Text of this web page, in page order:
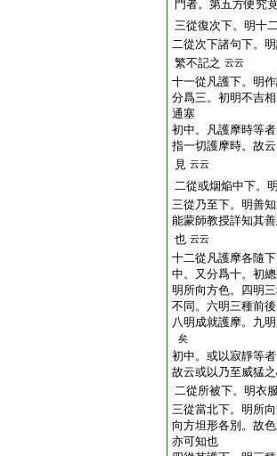
門者。第五方便究
三從復次下。明十
二從次下諸句下。
繁不記之 云云
十一從凡護下。明
分爲三。初明不吉
通塞
初中。凡護摩時等
指一切護摩時。故
見 云云
二從或烟焔中下。
三從乃至下。明善
能蒙師教授詳知其
也 云云
十二從凡護摩各隨
中。又分爲十。初
明所向方色。四明
不同。六明三種前
八明成就護摩。九
矣
初中。或以寂靜等
故云或以乃至威猛
二從所被下。明衣
三從當北下。明所
向方坦形各別。故
亦可知也